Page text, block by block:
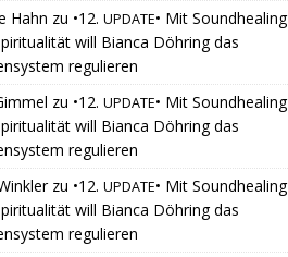
Hahn zu •12. UPDATE• Mit Soundhealing
will Bianca Döhring das
regulieren
zu •12. UPDATE• Mit Soundhealing
will Bianca Döhring das
regulieren
zu •12. UPDATE• Mit Soundhealing
will Bianca Döhring das
regulieren